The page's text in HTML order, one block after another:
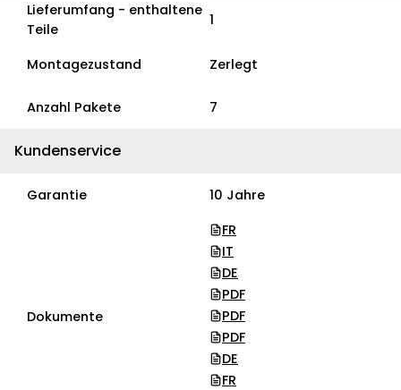
Lieferumfang - enthaltene
Teile
1
Montagezustand Zerlegt
Anzahl Pakete 7
Kundenservice
Garantie 10 Jahre
Dokumente
FR
IT
DE
PDF
PDF
PDF
DE
FR